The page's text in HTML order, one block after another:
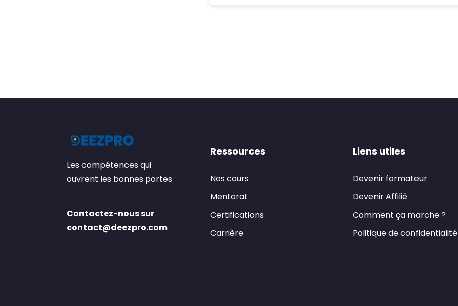
Les compétences qui
ouvrent les bonnes portes
Contactez-nous sur
contact@deezpro.com
Ressources
Nos cours
Mentorat
Certifications
Carrière
Liens utiles
Devenir formateur
Devenir Affilié
Comment ça marche ?
Politique de confidentialité